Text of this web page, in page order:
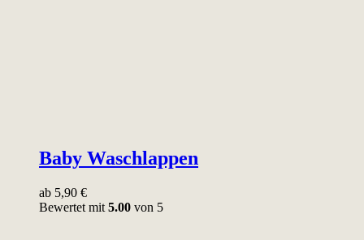
Baby Waschlappen
ab 5,90 €
Bewertet mit 5.00 von 5